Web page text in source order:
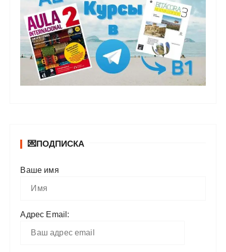
💌ПОДПИСКА
Ваше имя
Адрес Email: